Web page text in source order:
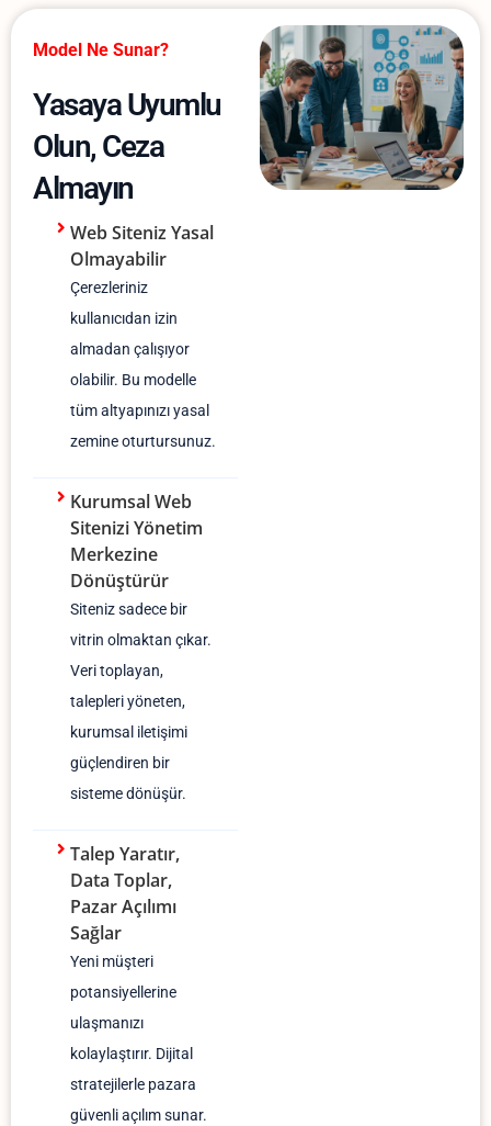
Model Ne Sunar?
Yasaya Uyumlu
Olun, Ceza
Almayın
Web Siteniz Yasal
Olmayabilir
Çerezleriniz
kullanıcıdan izin
almadan çalışıyor
olabilir. Bu modelle
tüm altyapınızı yasal
zemine oturtursunuz.
Kurumsal Web
Sitenizi Yönetim
Merkezine
Dönüştürür
Siteniz sadece bir
vitrin olmaktan çıkar.
Veri toplayan,
talepleri yöneten,
kurumsal iletişimi
güçlendiren bir
sisteme dönüşür.
Talep Yaratır,
Data Toplar,
Pazar Açılımı
Sağlar
Yeni müşteri
potansiyellerine
ulaşmanızı
kolaylaştırır. Dijital
stratejilerle pazara
güvenli açılım sunar.